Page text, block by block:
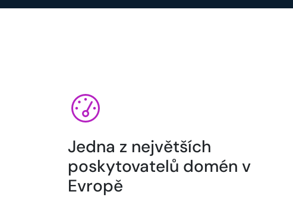
Jedna z největších
poskytovatelů domén v
Evropě